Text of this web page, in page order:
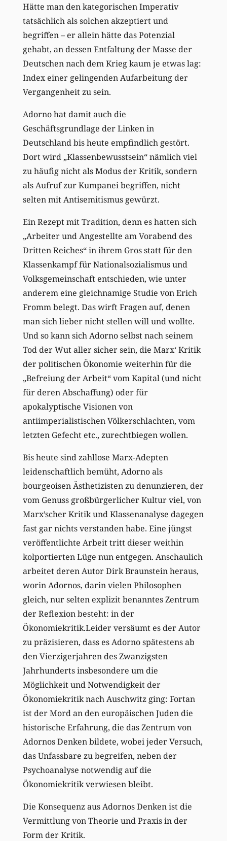
Hätte man den kategorischen Imperativ
tatsächlich als solchen akzeptiert und
begriffen – er allein hätte das Potenzial
gehabt, an dessen Entfaltung der Masse der
Deutschen nach dem Krieg kaum je etwas lag:
Index einer gelingenden Aufarbeitung der
Vergangenheit zu sein.
Adorno hat damit auch die
Geschäftsgrundlage der Linken in
Deutschland bis heute empfindlich gestört.
Dort wird „Klassenbewusstsein“ nämlich viel
zu häufig nicht als Modus der Kritik, sondern
als Aufruf zur Kumpanei begriffen, nicht
selten mit Antisemitismus gewürzt.
Ein Rezept mit Tradition, denn es hatten sich
„Arbeiter und Angestellte am Vorabend des
Dritten Reiches“ in ihrem Gros statt für den
Klassenkampf für Nationalsozialismus und
Volksgemeinschaft entschieden, wie unter
anderem eine gleichnamige Studie von Erich
Fromm belegt. Das wirft Fragen auf, denen
man sich lieber nicht stellen will und wollte.
Und so kann sich Adorno selbst nach seinem
Tod der Wut aller sicher sein, die Marx‘ Kritik
der politischen Ökonomie weiterhin für die
„Befreiung der Arbeit“ vom Kapital (und nicht
für deren Abschaffung) oder für
apokalyptische Visionen von
antiimperialistischen Völkerschlachten, vom
letzten Gefecht etc., zurechtbiegen wollen.
Bis heute sind zahllose Marx-Adepten
leidenschaftlich bemüht, Adorno als
bourgeoisen Ästhetizisten zu denunzieren, der
vom Genuss großbürgerlicher Kultur viel, von
Marx’scher Kritik und Klassenanalyse dagegen
fast gar nichts verstanden habe. Eine jüngst
veröffentlichte Arbeit tritt dieser weithin
kolportierten Lüge nun entgegen. Anschaulich
arbeitet deren Autor Dirk Braunstein heraus,
worin Adornos, darin vielen Philosophen
gleich, nur selten explizit benanntes Zentrum
der Reflexion besteht: in der
Ökonomiekritik.Leider versäumt es der Autor
zu präzisieren, dass es Adorno spätestens ab
den Vierzigerjahren des Zwanzigsten
Jahrhunderts insbesondere um die
Möglichkeit und Notwendigkeit der
Ökonomiekritik nach Auschwitz ging: Fortan
ist der Mord an den europäischen Juden die
historische Erfahrung, die das Zentrum von
Adornos Denken bildete, wobei jeder Versuch,
das Unfassbare zu begreifen, neben der
Psychoanalyse notwendig auf die
Ökonomiekritik verwiesen bleibt.
Die Konsequenz aus Adornos Denken ist die
Vermittlung von Theorie und Praxis in der
Form der Kritik.